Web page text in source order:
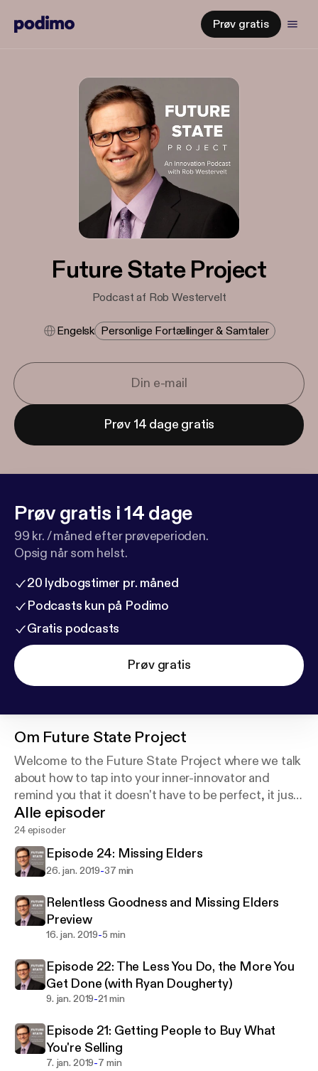
Prøv gratis
Future State Project
Podcast af Rob Westervelt
Engelsk Personlige Fortællinger & Samtaler
Prøv 14 dage gratis
Prøv gratis i 14 dage
99 kr. / måned efter prøveperioden.
Opsig når som helst.
20 lydbogstimer pr. måned
Podcasts kun på Podimo
Gratis podcasts
Prøv gratis
Om Future State Project
Welcome to the Future State Project where we talk
about how to tap into your inner-innovator and
remind you that it doesn't have to be perfect, it just
has to be awesome!
Alle episoder
24 episoder
Episode 24: Missing Elders
26. jan. 2019-37 min
Relentless Goodness and Missing Elders
Preview
16. jan. 2019-5 min
Episode 22: The Less You Do, the More You
Get Done (with Ryan Dougherty)
9. jan. 2019-21 min
Episode 21: Getting People to Buy What
You're Selling
7. jan. 2019-7 min